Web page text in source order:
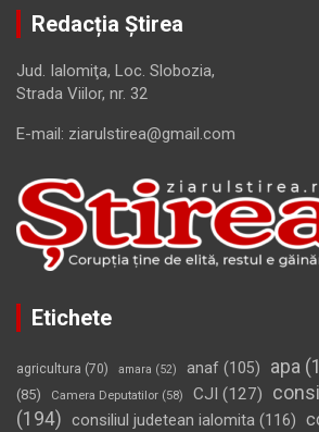
Redacția Știrea
Jud. Ialomiţa, Loc. Slobozia,
Strada Viilor, nr. 32
E-mail: ziarulstirea@gmail.com
Etichete
agricultura (70) amara (52) anaf (105) apa
(85)
Camera Deputatilor (58) CJI (127)
(194) consiliul judetean ialomita (116)